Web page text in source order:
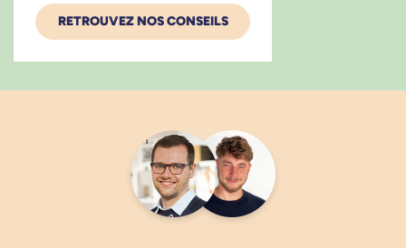
positionnée », selon le réglage manuel ou les
options disponibles.
du mouvement vertical permis par le
mécanisme.
RETROUVEZ NOS CONSEILS